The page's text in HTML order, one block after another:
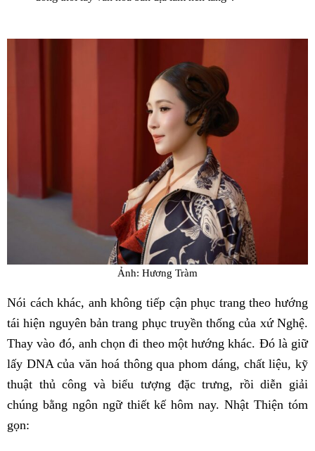
Ảnh: Hương Tràm
Nói cách khác, anh không tiếp cận phục trang theo hướng
tái hiện nguyên bản trang phục truyền thống của xứ Nghệ.
Thay vào đó, anh chọn đi theo một hướng khác. Đó là giữ
lấy DNA của văn hoá thông qua phom dáng, chất liệu, kỹ
thuật thủ công và biểu tượng đặc trưng, rồi diễn giải
chúng bằng ngôn ngữ thiết kế hôm nay. Nhật Thiện tóm
gọn: